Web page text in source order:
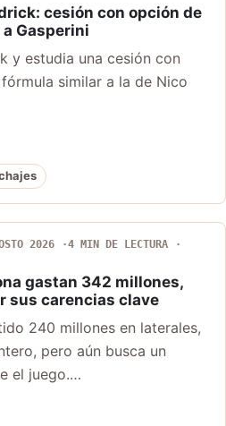
cesión con opción de
Gasperini
y estudia una cesión con
similar a la de Nico
2026
4 MIN DE LECTURA
gastan 342 millones,
sus carencias clave
240 millones en laterales,
pero aún busca un
el juego.…